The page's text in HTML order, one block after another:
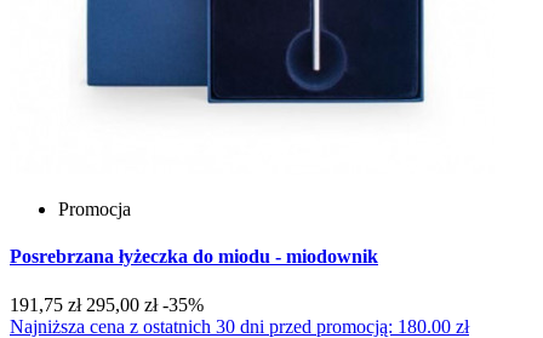
Promocja
Posrebrzana łyżeczka do miodu - miodownik
191,75 zł 295,00 zł -35%
Najniższa cena z ostatnich 30 dni przed promocją: 180.00 zł